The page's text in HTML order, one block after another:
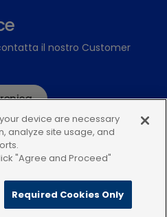
il nostro Customer
device are necessary
analyze site usage, and
"Agree and Proceed"
Required Cookies Only